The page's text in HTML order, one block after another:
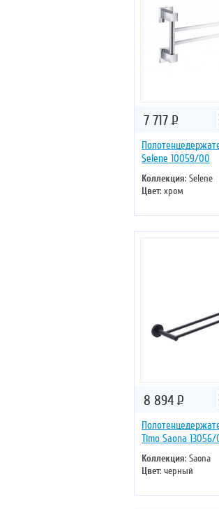
Selene 10059/00
Коллекция: Selene
Цвет: хром
7 717 Р
Timo Saona
Коллекция: Saona
Цвет: черный
8 894 Р